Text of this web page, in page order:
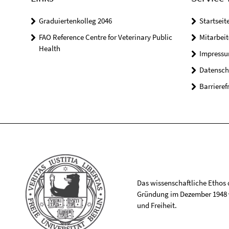
Graduiertenkolleg 2046
FAO Reference Centre for Veterinary Public
Health
Das wissenschaftliche
Gründung im Dezember
und Freiheit.